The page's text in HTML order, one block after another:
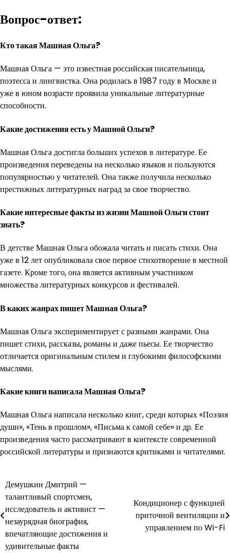
Вопрос-ответ:
Кто такая Машная Ольга?
Машная Ольга — это известная российская писательница,
поэтесса и лингвистка. Она родилась в 1987 году в Москве и
уже в юном возрасте проявила уникальные литературные
способности.
Какие достижения есть у Машной Ольги?
Машная Ольга достигла больших успехов в литературе. Ее
произведения переведены на несколько языков и пользуются
популярностью у читателей. Она также получила несколько
престижных литературных наград за свое творчество.
Какие интересные факты из жизни Машной Ольги стоит
знать?
В детстве Машная Ольга обожала читать и писать стихи. Она
уже в 12 лет опубликовала свое первое стихотворение в местной
газете. Кроме того, она является активным участником
множества литературных конкурсов и фестивалей.
В каких жанрах пишет Машная Ольга?
Машная Ольга экспериментирует с разными жанрами. Она
пишет стихи, рассказы, романы и даже пьесы. Ее творчество
отличается оригинальным стилем и глубокими философскими
мыслями.
Какие книги написала Машная Ольга?
Машная Ольга написала несколько книг, среди которых «Поэзия
души», «Тень в прошлом», «Письма к самой себе» и др. Ее
произведения часто рассматривают в контексте современной
российской литературы и признаются критиками и читателями.
Навигация
по
записям
Демушкин Дмитрий —
талантливый спортсмен,
исследователь и активист —
незаурядная биография,
впечатляющие достижения и
удивительные факты
Кондиционер с функцией
приточной вентиляции и
управлением по Wi-Fi